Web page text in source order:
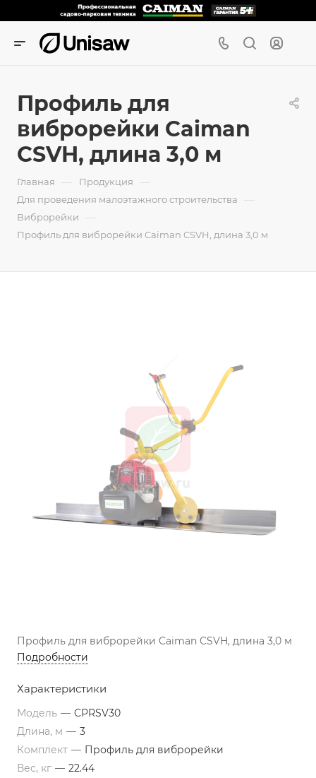
Профиль для
виброрейки Caiman
CSVH, длина 3,0 м
Главная — Продукция —
Для проведения малоэтажного строительства —
Виброрейки —
Профиль для виброрейки Caiman CSVH, длина 3,0 м
Профиль для виброрейки Caiman CSVH, длина 3,0 м
Подробности
Характеристики
Модель — CPRSV30
Длина, м — 3
Комплект — Профиль для виброрейки
Вес, кг — 22.44